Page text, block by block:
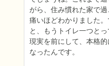
がら、住み慣れた家で過
痛いほどわかりました
と、もうトイレ一つと
現実を前にして、本格
なったんです。